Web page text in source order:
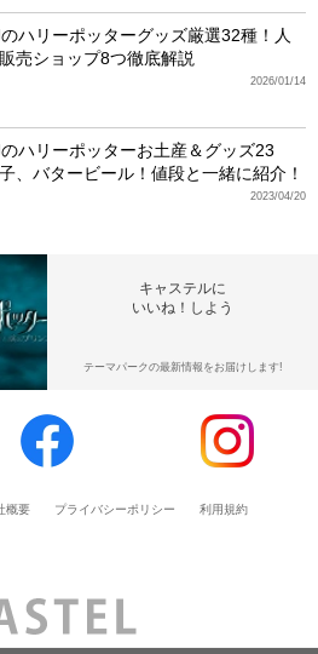
のハリーポッターグッズ厳選32種！人
売ショップ8つ徹底解説
2026/01/14
のハリーポッターお土産＆グッズ23
、バタービール！値段と一緒に紹介！
2023/04/20
キャステルに
いいね！しよう
テーマパークの最新情報をお届けします!
概要 プライバシーポリシー 利用規約